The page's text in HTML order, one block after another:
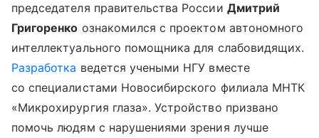
председателя правительства России Дмитрий
Григоренко ознакомился с проектом автономного
интеллектуального помощника для слабовидящих.
Разработка ведется учеными НГУ вместе
со специалистами Новосибирского филиала МНТК
«Микрохирургия глаза». Устройство призвано
помочь людям с нарушениями зрения лучше